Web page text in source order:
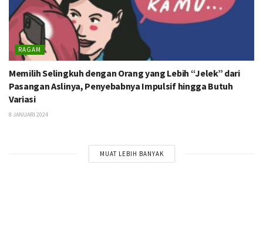
RAGAM
Memilih Selingkuh dengan Orang yang Lebih “Jelek” dari
Pasangan Aslinya, Penyebabnya Impulsif hingga Butuh
Variasi
8 JANUARI 2024
MUAT LEBIH BANYAK